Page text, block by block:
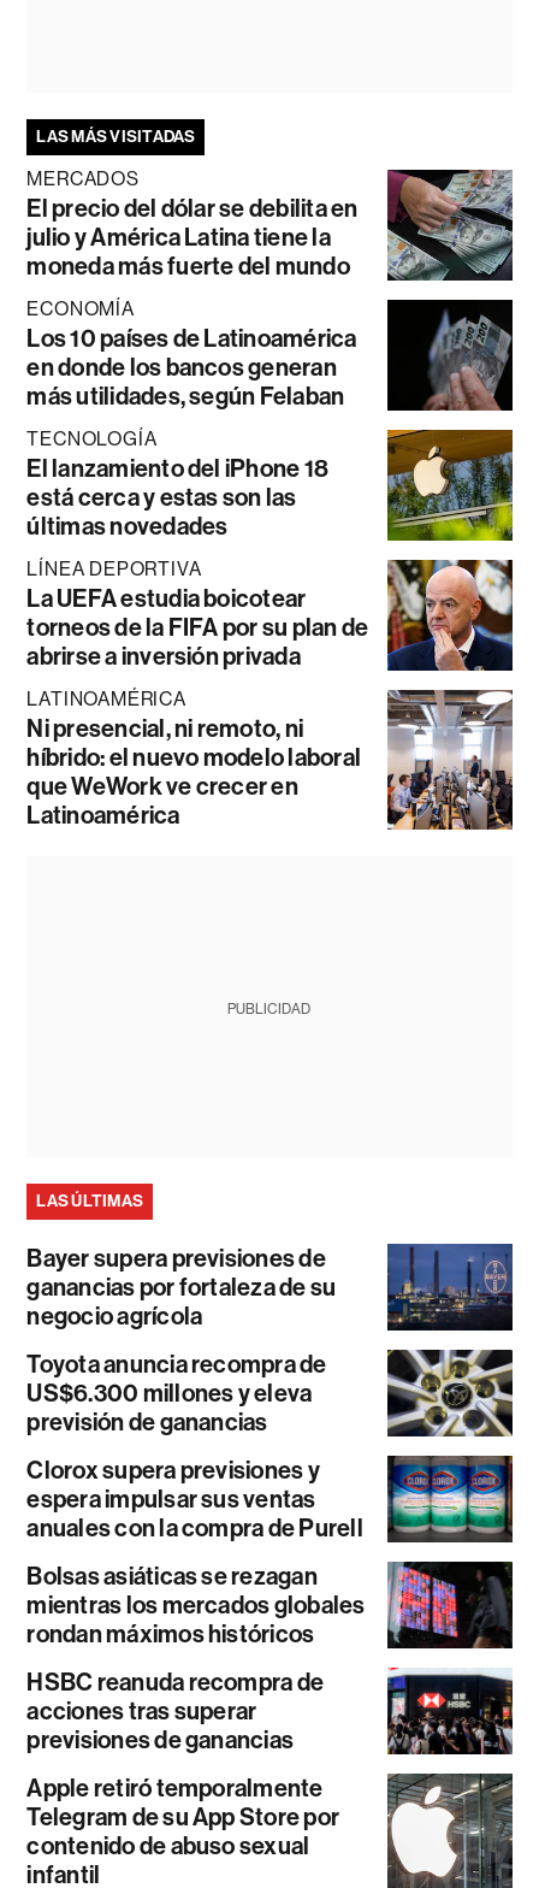
LAS MÁS VISITADAS
MERCADOS
El precio del dólar se debilita en
julio y América Latina tiene la
moneda más fuerte del mundo
ECONOMÍA
Los 10 países de Latinoamérica
en donde los bancos generan
más utilidades, según Felaban
TECNOLOGÍA
El lanzamiento del iPhone 18
está cerca y estas son las
últimas novedades
LÍNEA DEPORTIVA
La UEFA estudia boicotear
torneos de la FIFA por su plan de
abrirse a inversión privada
LATINOAMÉRICA
Ni presencial, ni remoto, ni
híbrido: el nuevo modelo laboral
que WeWork ve crecer en
Latinoamérica
PUBLICIDAD
LAS ÚLTIMAS
Bayer supera previsiones de
ganancias por fortaleza de su
negocio agrícola
Toyota anuncia recompra de
US$6.300 millones y eleva
previsión de ganancias
Clorox supera previsiones y
espera impulsar sus ventas
anuales con la compra de Purell
Bolsas asiáticas se rezagan
mientras los mercados globales
rondan máximos históricos
HSBC reanuda recompra de
acciones tras superar
previsiones de ganancias
Apple retiró temporalmente
Telegram de su App Store por
contenido de abuso sexual
infantil